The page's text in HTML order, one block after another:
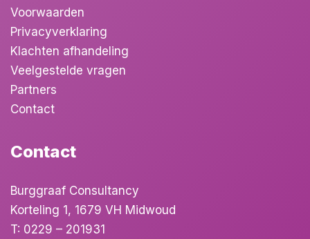
Voorwaarden
Privacyverklaring
Klachten afhandeling
Veelgestelde vragen
Partners
Contact
Contact
Burggraaf Consultancy
Korteling 1, 1679 VH Midwoud
T: 0229 – 201931